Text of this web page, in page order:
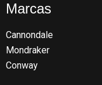
Marcas
Cannondale
Mondraker
Conway